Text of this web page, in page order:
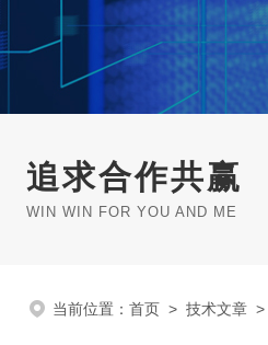
追求合作共赢
WIN WIN FOR YOU AND ME
当前位置： 首页 > 技术文章 >